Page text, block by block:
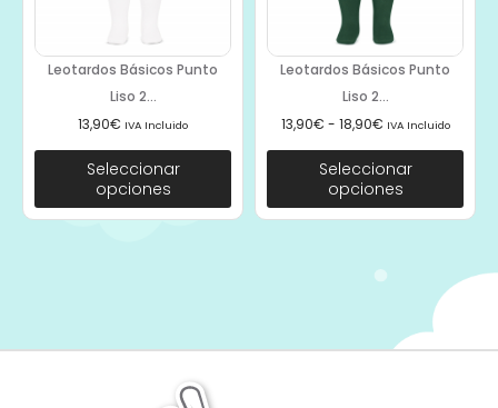
Leotardos Básicos Punto
Liso 2...
13,90€ IVA Incluido
Seleccionar
opciones
Leotardos Básicos Punto
Liso 2...
13,90€ - 18,90€ IVA Incluido
Seleccionar
opciones